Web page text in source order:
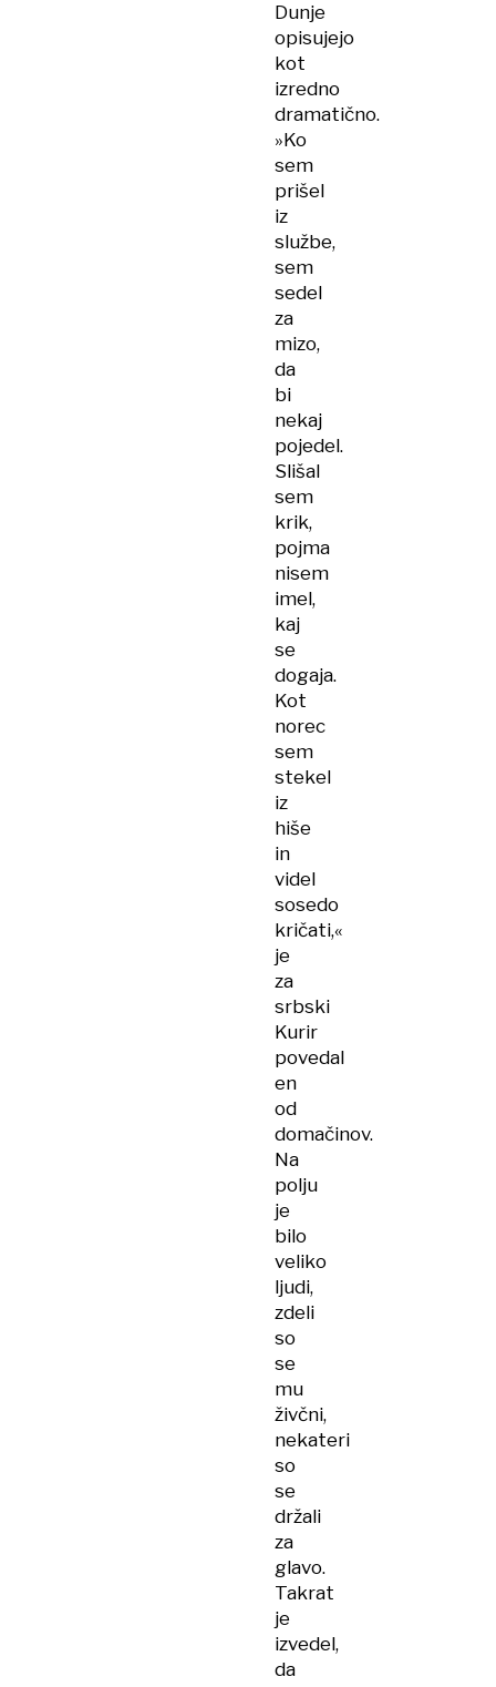
Dunje
opisujejo
kot
izredno
dramatično.
»Ko
sem
prišel
iz
službe,
sem
sedel
za
mizo,
da
bi
nekaj
pojedel.
Slišal
sem
krik,
pojma
nisem
imel,
kaj
se
dogaja.
Kot
norec
sem
stekel
iz
hiše
in
videl
sosedo
kričati,«
je
za
srbski
Kurir
povedal
en
od
domačinov.
Na
polju
je
bilo
veliko
ljudi,
zdeli
so
se
mu
živčni,
nekateri
so
se
držali
za
glavo.
Takrat
je
izvedel,
da